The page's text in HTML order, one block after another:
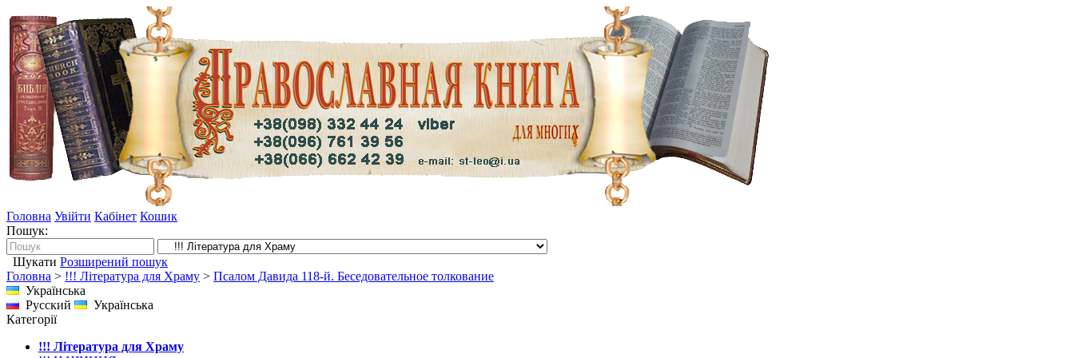
Головна Увійти Кабінет Кошик
Пошук:
Шукати Розширений пошук
Головна > !!! Література для Храму > Псалом Давида 118-й. Беседовательное толкование
Українська
Русский
Українська
Категорії
!!! Література для Храму